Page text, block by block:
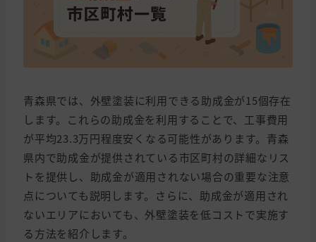
青森県では、外壁塗装に利用できる助成金が15個存在
します。これらの助成金を利用することで、工事費用
が平均23.3万円程度安くなる可能性があります。青森
県内で助成金が提供されている市区町村の詳細なリス
トを提供し、助成金が適用されない場合の重要な注意
点についても説明します。さらに、助成金が適用され
ないエリアにおいても、外壁塗装を低コストで実施す
る方法を紹介します。